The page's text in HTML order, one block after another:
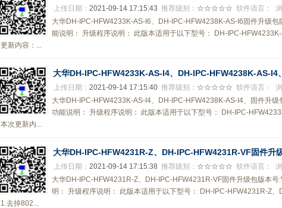
上传日期： 2021-09-14 17:15:43 推荐级别： ☆☆☆☆☆ 软件语言：
大华DH-IPC-HFW4233K-AS-I6、DH-IPC-HFW4238K-AS-I6固件升级
能说明： 升级程序说明： 此版本适用于以下型号： DH-IPC-
更新内容：...
大华DH-IPC-HFW4233K-AS-I4、DH-IPC-HFW4238K-AS-I4
上传日期： 2021-09-14 17:15:40 推荐级别： ☆☆☆☆☆ 软件语言：
大华DH-IPC-HFW4233K-AS-I4、DH-IPC-HFW4238K-AS-I4、固件升
功能说明： 升级程序说明： 此版本适用于以下型号： DH-IPC-
本次更新内...
大华DH-IPC-HFW4231R-Z、DH-IPC-HFW4231R-VF固件升
上传日期： 2021-09-14 17:15:38 推荐级别： ☆☆☆☆☆ 软件语言：
大华DH-IPC-HFW4231R-Z、DH-IPC-HFW4231R-VF固件升级包版本
明： 升级程序说明： 此版本适用于以下型号： DH-IPC-HFW4231R-Z、
1.去掉802...